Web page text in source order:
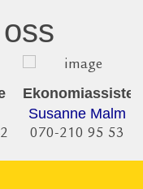
Susanne Malm
070-210 95 53